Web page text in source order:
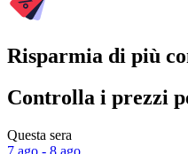
Risparmia di più
Controlla i prezzi
Questa sera